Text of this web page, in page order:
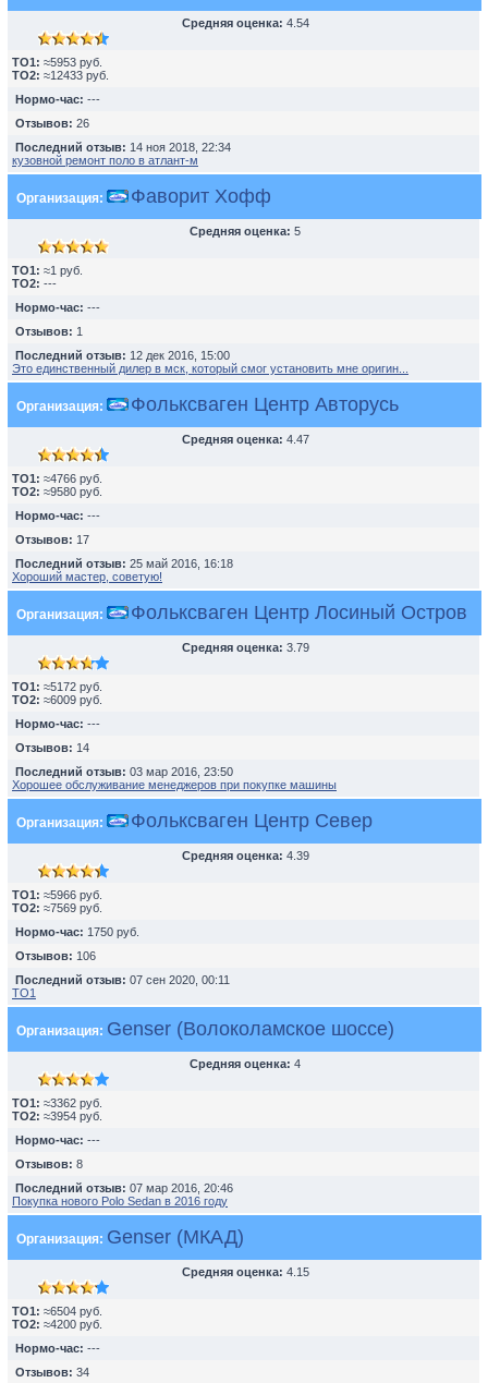
Средняя оценка: 4.54
TO1: ≈5953 руб.
TO2: ≈12433 руб.
Нормо-час: ---
Отзывов: 26
Последний отзыв: 14 ноя 2018, 22:34
кузовной ремонт поло в атлант-м
Организация: Фаворит Хофф
Средняя оценка: 5
TO1: ≈1 руб.
TO2: ---
Нормо-час: ---
Отзывов: 1
Последний отзыв: 12 дек 2016, 15:00
Это единственный дилер в мск, который смог установить мне оригин...
Организация: Фольксваген Центр Авторусь
Средняя оценка: 4.47
TO1: ≈4766 руб.
TO2: ≈9580 руб.
Нормо-час: ---
Отзывов: 17
Последний отзыв: 25 май 2016, 16:18
Хороший мастер, советую!
Организация: Фольксваген Центр Лосиный Остров
Средняя оценка: 3.79
TO1: ≈5172 руб.
TO2: ≈6009 руб.
Нормо-час: ---
Отзывов: 14
Последний отзыв: 03 мар 2016, 23:50
Хорошее обслуживание менеджеров при покупке машины
Организация: Фольксваген Центр Север
Средняя оценка: 4.39
TO1: ≈5966 руб.
TO2: ≈7569 руб.
Нормо-час: 1750 руб.
Отзывов: 106
Последний отзыв: 07 сен 2020, 00:11
ТО1
Организация: Genser (Волоколамское шоссе)
Средняя оценка: 4
TO1: ≈3362 руб.
TO2: ≈3954 руб.
Нормо-час: ---
Отзывов: 8
Последний отзыв: 07 мар 2016, 20:46
Покупка нового Polo Sedan в 2016 году
Организация: Genser (МКАД)
Средняя оценка: 4.15
TO1: ≈6504 руб.
TO2: ≈4200 руб.
Нормо-час: ---
Отзывов: 34